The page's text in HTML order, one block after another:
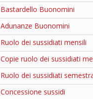
Bastardello Buonomini
Adunanze Buonomini
Ruolo dei sussidiati mensili
Copie ruolo dei sussidiati
Ruolo dei sussidiati
Concessione sussidi